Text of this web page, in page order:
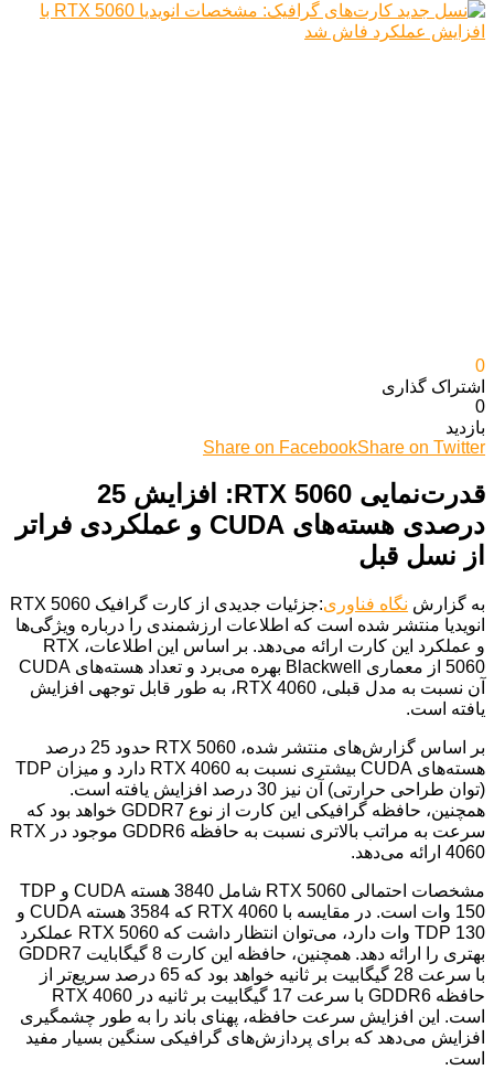
0
اشتراک گذاری‌
0
بازدید
Share on FacebookShare on Twitter
قدرت‌نمایی RTX 5060: افزایش 25
درصدی هسته‌های CUDA و عملکردی فراتر
از نسل قبل
به گزارش نگاه فناوری
:جزئیات جدیدی از کارت گرافیک RTX 5060
انویدیا منتشر شده است که اطلاعات ارزشمندی را درباره ویژگی‌ها
و عملکرد این کارت ارائه می‌دهد. بر اساس این اطلاعات، RTX
5060 از معماری Blackwell بهره می‌برد و تعداد هسته‌های CUDA
آن نسبت به مدل قبلی، RTX 4060، به طور قابل توجهی افزایش
یافته است.
بر اساس گزارش‌های منتشر شده، RTX 5060 حدود 25 درصد
هسته‌های CUDA بیشتری نسبت به RTX 4060 دارد و میزان TDP
(توان طراحی حرارتی) آن نیز 30 درصد افزایش یافته است.
همچنین، حافظه گرافیکی این کارت از نوع GDDR7 خواهد بود که
سرعت به مراتب بالاتری نسبت به حافظه GDDR6 موجود در RTX
4060 ارائه می‌دهد.
مشخصات احتمالی RTX 5060 شامل 3840 هسته CUDA و TDP
150 وات است. در مقایسه با RTX 4060 که 3584 هسته CUDA و
TDP 130 وات دارد، می‌توان انتظار داشت که RTX 5060 عملکرد
بهتری را ارائه دهد. همچنین، حافظه این کارت 8 گیگابایت GDDR7
با سرعت 28 گیگابیت بر ثانیه خواهد بود که 65 درصد سریع‌تر از
حافظه GDDR6 با سرعت 17 گیگابیت بر ثانیه در RTX 4060
است. این افزایش سرعت حافظه، پهنای باند را به طور چشمگیری
افزایش می‌دهد که برای پردازش‌های گرافیکی سنگین بسیار مفید
است.